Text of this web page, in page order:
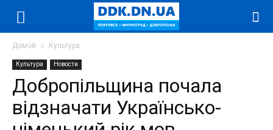
Домой Культура
Культура Новости
Добропільщина почала
відзначати Українсько-